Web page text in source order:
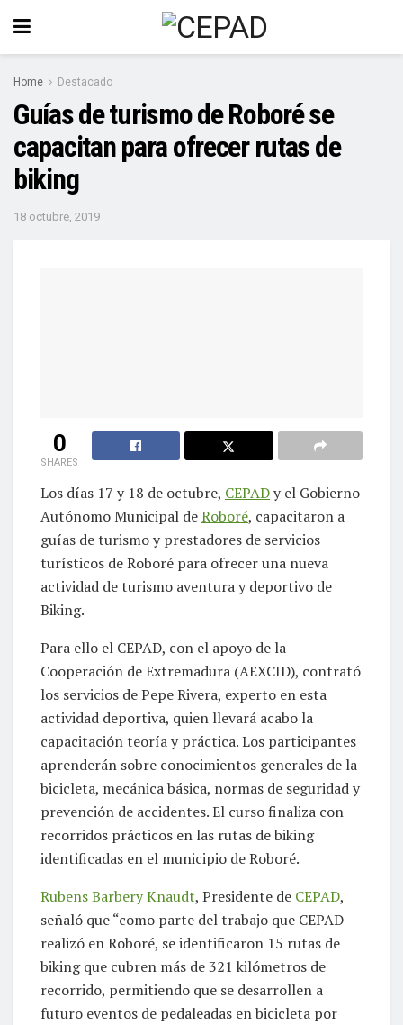
Home Destacado
Guías de turismo de Roboré se
capacitan para ofrecer rutas de
biking
18 octubre, 2019
0
SHARES
Los días 17 y 18 de octubre, CEPADy el Gobierno
Autónomo Municipal deRoboré, capacitaron a
guías de turismo y prestadores de servicios
turísticos de Roboré para ofrecer una nueva
actividad de turismo aventura y deportivo de
Biking.
Para ello el CEPAD, con el apoyo de la
Cooperación de Extremadura (AEXCID), contrató
los servicios de Pepe Rivera, experto en esta
actividad deportiva, quien llevará acabo la
capacitación teoría y práctica. Los participantes
aprenderán sobre conocimientos generales de la
bicicleta, mecánica básica, normas de seguridad y
prevención de accidentes. El curso finaliza con
recorridos prácticos en las rutas de biking
identificadas en el municipio de Roboré.
Rubens Barbery Knaudt, Presidente de CEPAD,
señaló que “como parte del trabajo que CEPAD
realizó en Roboré, se identificaron 15 rutas de
biking que cubren más de 321 kilómetros de
recorrido, permitiendo que se desarrollen a
futuro eventos de pedaleadas en bicicleta por